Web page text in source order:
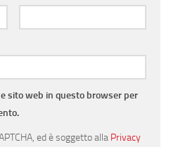
sito web in questo browser per
ed è soggetto alla Privacy